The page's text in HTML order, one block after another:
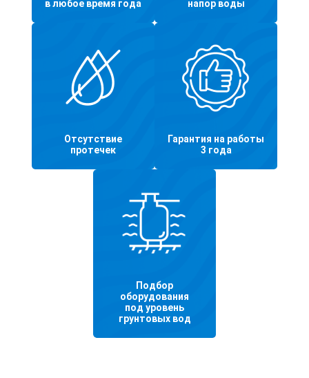
в любое время года
напор воды
Отсутствие
протечек
Гарантия на работы
3 года
Подбор
оборудования
под уровень
грунтовых вод